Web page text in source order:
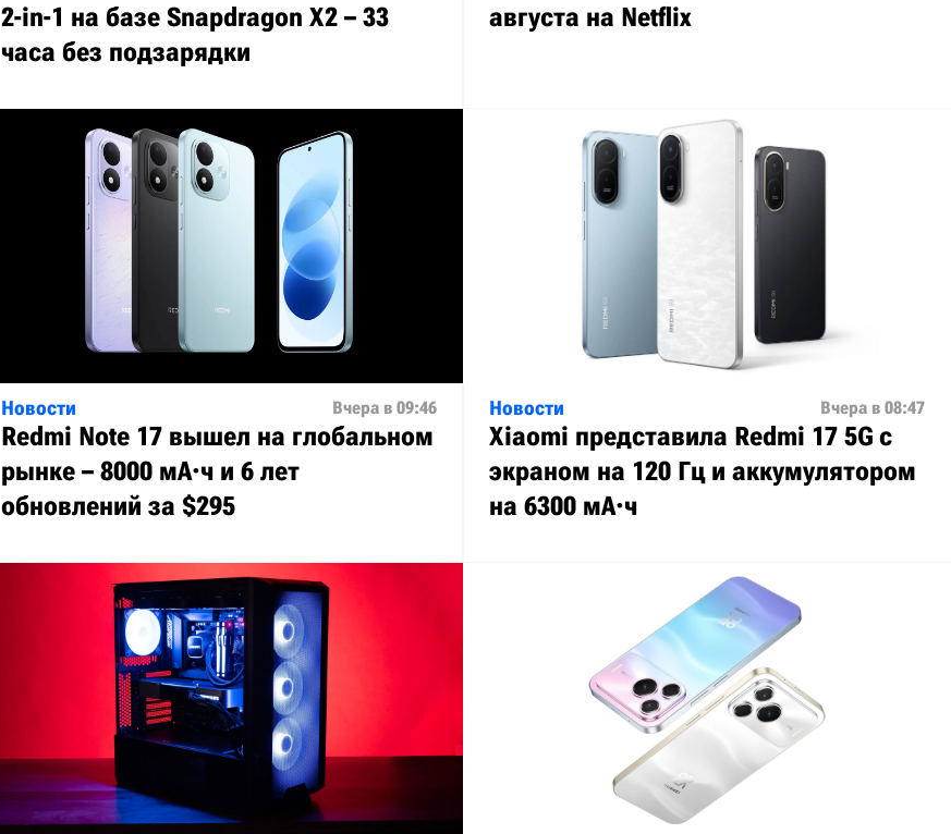
2-in-1 на базе Snapdragon X2 – 33
часа без подзарядки
августа на Netflix
Новости Вчера в 09:46
Redmi Note 17 вышел на глобальном
рынке – 8000 мА·ч и 6 лет
обновлений за $295
Новости Вчера в 08:47
Xiaomi представила Redmi 17 5G с
экраном на 120 Гц и аккумулятором
на 6300 мА·ч